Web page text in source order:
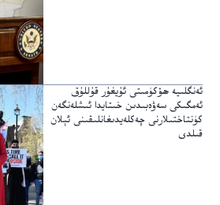
ئەنگلىيە ھۆكۈمىتى ئۇيغۇر قۇللۇق
ئەمگىكى سەۋەبىدىن خىتايدا ئىشلەنگەن
كۈنتاختىلارنى چەكلەيدىغانلىقىنى ئېلان
قىلدى